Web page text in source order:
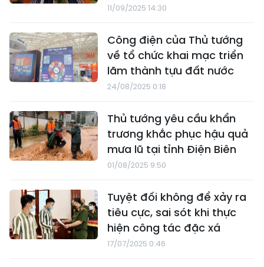
11/09/2025 14:30
Công điện của Thủ tướng
về tổ chức khai mạc triển
lãm thành tựu đất nước
24/08/2025 0:18
Thủ tướng yêu cầu khẩn
trương khắc phục hậu quả
mưa lũ tại tỉnh Điện Biên
01/08/2025 9:50
Tuyệt đối không để xảy ra
tiêu cực, sai sót khi thực
hiện công tác đặc xá
17/07/2025 0:46